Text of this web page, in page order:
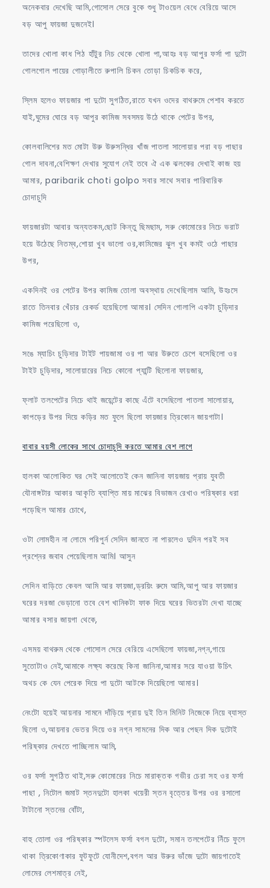
অনেকবার দেখেছি আমি,গোসোল সেরে বুকে শুধু টাওয়েল বেধে বেরিয়ে আসে
বড় আপু ফায়জা দুজনেই।
তাদের খোলা কাধ পিঠ হাঁটুর নিচ থেকে খোলা পা,আহঃ বড় আপুর ফর্সা পা দুটো
গোলগোল পায়ের গোড়ালীতে রুপালি চিকন তোড়া চিকচিক করে,
স্লিম হলেও ফায়জার পা দুটো সুগঠিত,রাতে যখন ওদের বাথরুমে পেশাব করতে
যাই,ঘুমের ঘোরে বড় আপুর কামিজ সবসময় উঠে থাকে পেটের উপর,
কোলবালিশের মত মোটা উরু উরুসন্ধির খাঁজ পাতলা সালোয়ার পরা বড় পাছার
গোল দাবনা,বেশিক্ষণ দেখার সুযোগ নেই তবে ঐ এক ঝলকের দেখাই কাজ হয়
আমার, paribarik choti golpo সবার সাথে সবার পারিবারিক
চোদাচুদি
ফায়জারটা আবার অন্যতকম,ছোট কিন্তু ছিমছাম, সরু কোমোরের নিচে ভরাট
হয়ে উঠেছে নিতম্ব,শোয়া খুব ভালো ওর,কামিজের ঝুল খুব কমই ওঠে পাছার
উপর,
একদিনই ওর পেটের উপর কামিজ তোলা অবস্থায় দেখেছিলাম আমি, উহঃসে
রাতে তিনবার খেঁচার রেকর্ড হয়েছিলো আমার। সেদিন গোলাপি একটা চুড়িদার
কামিজ পরেছিলো ও,
সঙে ম্যাচিং চুড়িদার টাইট পায়জামা ওর পা আর উরুতে চেপে বসেছিলো ওর
টাইট চুড়িদার, সালোয়ারের নিচে কোনো প্যান্টি ছিলোনা ফায়জার,
ফ্লাট তলপেটের নিচে থাই জয়েন্টের কাছে এঁটে বসেছিলো পাতলা সালোয়ার,
কাপড়ের উপর দিয়ে কড়ির মত ফুলে ছিলো ফায়জার ত্রিকোন জায়গাটা।
বাবার বয়সী লোকের সাথে চোদাচুদি করতে আমার বেশ লাগে
হালকা আলোকিত ঘর সেই আলোতেই কেন জানিনা ফায়জায় প্রায় যুবতী
যৌনাঙ্গটার আকার আকৃতি ব্যাপ্তি মায় মাঝের বিভাজন রেখাও পরিষ্কার ধরা
পড়েছিল আমার চোখে,
ওটা লোমহীন না লোমে পরিপুর্ন সেদিন জানতে না পারলেও দুদিন পরই সব
প্রশ্নের জবাব পেয়েছিলাম আমি। আসুন
সেদিন বাড়িতে কেবল আমি আর ফায়জা,ড্রয়িং রুমে আমি,আপু আর ফায়জার
ঘরের দরজা ভেড়ানো তবে বেশ খানিকটা ফাক দিয়ে ঘরের ভিতরটা দেখা যাচ্ছে
আমার বসার জায়গা থেকে,
এসময় বাথরুম থেকে গোসোল সেরে বেরিয়ে এসেছিলো ফায়জা,নগ্ন,গায়ে
সুতোটাও নেই,আমাকে লক্ষ্য করেছে কিনা জানিনা,আমার সরে যাওয়া উচিৎ
অথচ কে যেন পেরেক দিয়ে পা দুটো আটকে দিয়েছিলো আমার।
নেংটো হয়েই আয়নার সামনে দাঁড়িয়ে প্রায় দুই তিন মিনিট নিজেকে নিয়ে ব্যাস্ত
ছিলো ও,আয়নার ভেতর দিয়ে ওর নগ্ন সামনের দিক আর পেছন দিক দুটোই
পরিষ্কার দেখতে পাচ্ছিলাম আমি,
ওর ফর্সা সুগঠিত থাই,সরু কোমোরের নিচে মারাক্তক গভীর চেরা সহ ওর ফর্সা
পাছা , নিটোল জমাট স্তনদুটো হালকা খয়েরী স্তন বৃত্তের উপর ওর রসালো
টাটানো স্তনের বোঁটা,
বাহু তোলা ওর পরিষ্কার স্পটলেস ফর্সা বগল দুটো, সমান তলপেটের নিঁচে ফুলে
থাকা ত্রিকোণাকার ফুটফুটে যোনীদেশ,বগল আর উরুর ভাঁজে দুটো জায়গাতেই
লোমের লেশমাত্র নেই,